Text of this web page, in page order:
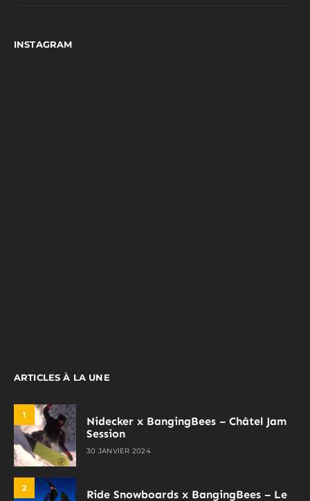
INSTAGRAM
ARTICLES À LA UNE
1
Nidecker x BangingBees – Châtel Jam
Session
30 JANVIER 2024
2
Ride Snowboards x BangingBees – Le